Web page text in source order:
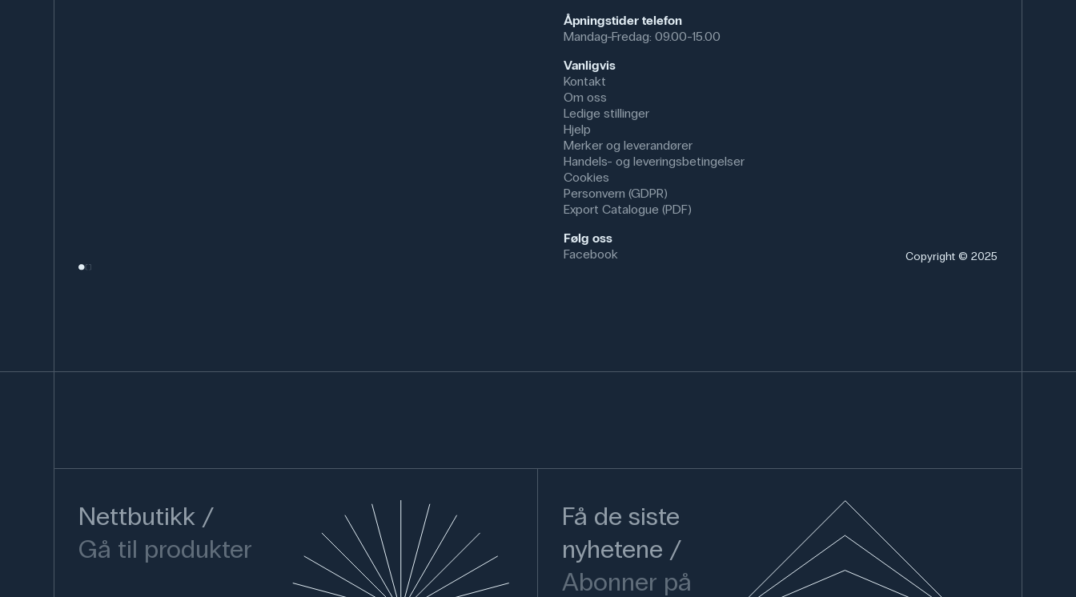
Åpningstider telefon
Mandag-Fredag: 09.00-15.00
Vanligvis
Kontakt
Om oss
Ledige stillinger
Hjelp
Merker og leverandører
Handels- og leveringsbetingelser
Cookies
Personvern (GDPR)
Export Catalogue (PDF)
Følg oss
Facebook
Copyright © 2025
Nettbutikk
Gå til produkter
Få de siste
nyhetene
Abonner på